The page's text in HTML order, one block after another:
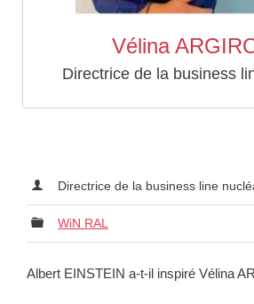
Vélina
Directrice de la business
Directrice de la business line
WiN RAL
Albert EINSTEIN a-t-il inspiré Vélina